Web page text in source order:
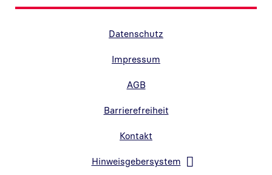
Datenschutz
Impressum
AGB
Barrierefreiheit
Kontakt
Hinweisgebersystem